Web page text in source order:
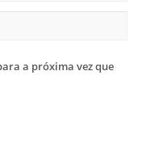
a próxima vez que